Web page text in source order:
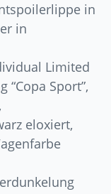
in
in
Limited
“Copa Sport”,
eloxiert,